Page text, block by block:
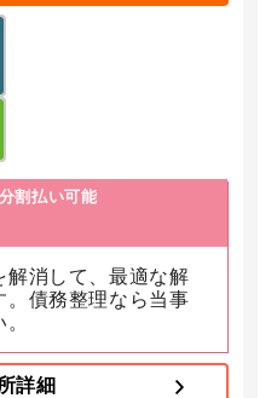
分割払い可能
解消して、最適な解
。債務整理なら当事
詳細